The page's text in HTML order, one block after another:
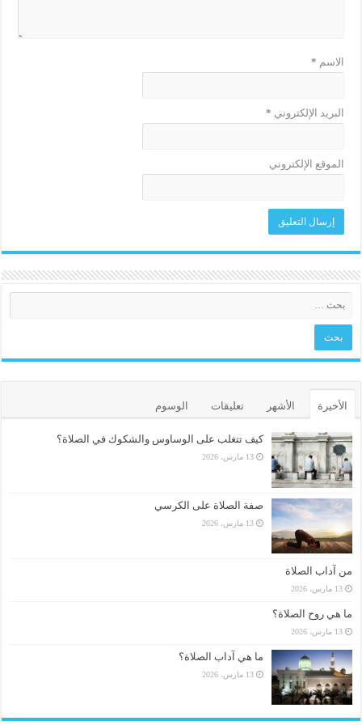
الاسم *
البريد الإلكتروني *
الموقع الإلكتروني
الأخيرة الأشهر تعليقات الوسوم
كيف تتغلب على الوساوس والشكوك في الصلاة؟
13 مارس، 2026
صفة الصلاة على الكرسي
13 مارس، 2026
من آداب الصلاة
13 مارس، 2026
ما هي روح الصلاة؟
13 مارس، 2026
ما هي آداب الصلاة؟
13 مارس، 2026